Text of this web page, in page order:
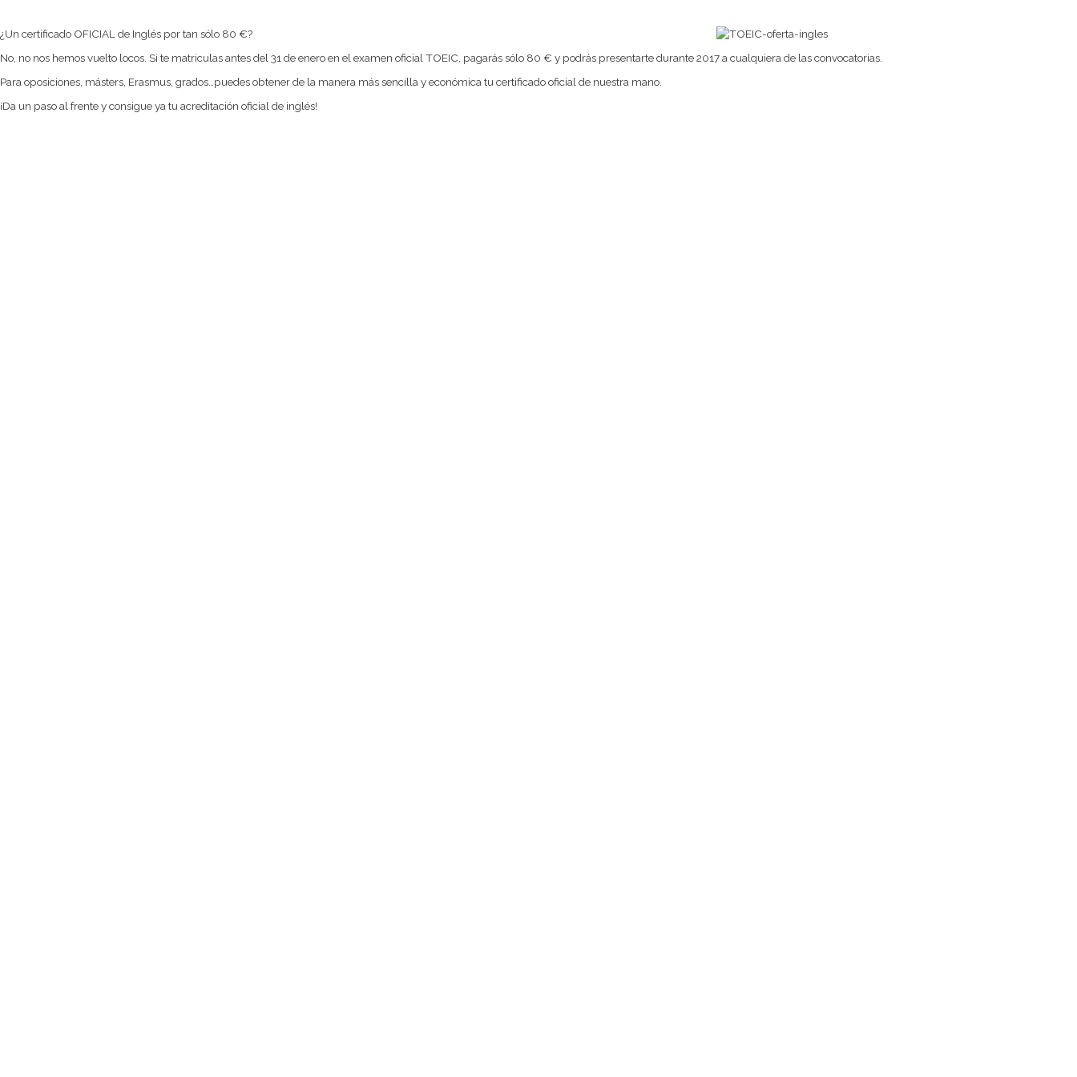
¿Un certificado OFICIAL de Inglés por tan sólo 80 €?
No, no nos hemos vuelto locos. Si te matriculas antes del 31 de enero en el examen oficial TOEIC, pagarás sólo 80 € y podrás presentarte durante 2017 a cualquiera de las convocatorias.
Para oposiciones, másters, Erasmus, grados…puedes obtener de la manera más sencilla y económica tu certificado oficial de nuestra mano.
¡Da un paso al frente y consigue ya tu acreditación oficial de inglés!